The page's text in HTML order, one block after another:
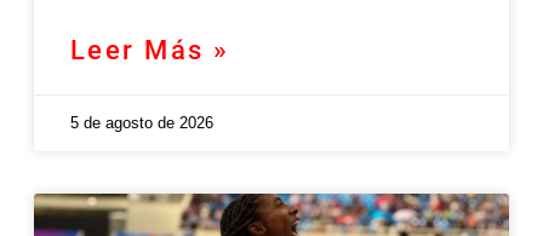
Leer Más »
5 de agosto de 2026